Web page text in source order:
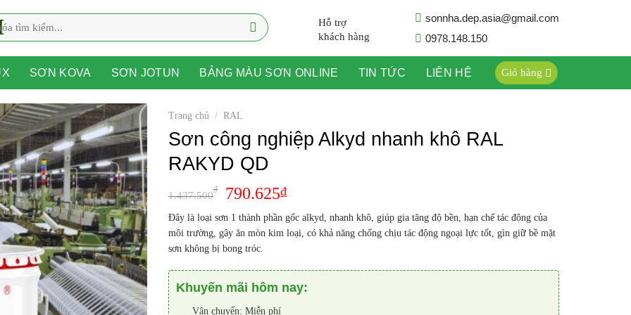
Hỗ trợ
khách hàng
sonnha.dep.asia@gmail.com
0978.148.150
SƠN KOVA SƠN JOTUN BẢNG MÀU SƠN ONLINE TIN TỨC LIÊN HỆ Giỏ hàng
Trang chủ / RAL
Sơn công nghiệp Alkyd nhanh khô RAL
RAKYD QD
1.437.500
₫ 790.625₫
Đây là loại sơn 1 thành phần gốc alkyd, nhanh khô, giúp gia tăng độ bền, hạn chế tác động của
môi trường, gây ăn mòn kim loại, có khả năng chống chịu tác động ngoại lực tốt, gìn giữ bề mặt
sơn không bị bong tróc.
Khuyến mãi hôm nay:
Vận chuyển: Miễn phí